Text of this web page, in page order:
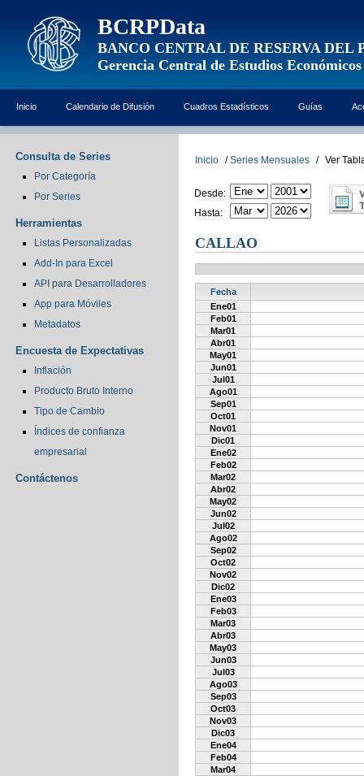
BCRPData
BANCO CENTRAL DE RESERVA DEL
Gerencia Central de Estudios Económicos
Inicio Calendario de Difusión Cuadros Estadísticos Guías
Consulta de Series
Por Categoría
Por Series
Herramientas
Listas Personalizadas
Add-In para Excel
API para Desarrolladores
App para Móviles
Metadatos
Encuesta de Expectativas
Inflación
Producto Bruto Interno
Tipo de Cambio
Índices de confianza
empresarial
Contáctenos
Inicio / Series Mensuales / Ver
Desde:
Hasta:
CALLAO
Fecha
Ene01
Feb01
Mar01
Abr01
May01
Jun01
Jul01
Ago01
Sep01
Oct01
Nov01
Dic01
Ene02
Feb02
Mar02
Abr02
May02
Jun02
Jul02
Ago02
Sep02
Oct02
Nov02
Dic02
Ene03
Feb03
Mar03
Abr03
May03
Jun03
Jul03
Ago03
Sep03
Oct03
Nov03
Dic03
Ene04
Feb04
Mar04